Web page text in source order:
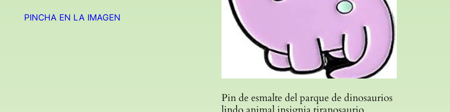
PINCHA EN LA IMAGEN
Pin de esmalte del parque de dinosaurios